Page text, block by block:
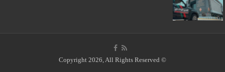
© Copyright 2026, All Rights Reserved